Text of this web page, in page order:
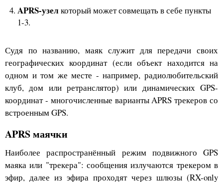
APRS-узел который может совмещать в себе пункты
1-3.
Судя по названию, маяк служит для передачи своих
географических координат (если объект находится на
одном и том же месте - например, радиолюбительский
клуб, дом или ретранслятор) или динамических GPS-
координат - многочисленные варианты APRS трекеров со
встроенным GPS.
APRS маячки
Наиболее распространённый режим подвижного GPS
маяка или "трекера": сообщения излучаются трекером в
эфир, далее из эфира проходят через шлюзы (RX-only